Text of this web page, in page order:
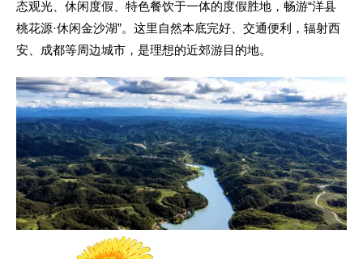
态观光、休闲度假、特色餐饮于一体的度假胜地，畅游“洋县
桃花源·休闲金沙湖”。这里自然本底完好、交通便利，辐射西
安、成都等周边城市，是理想的近郊游目的地。